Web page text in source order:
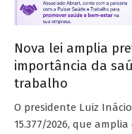
Nova lei amplia
importância da
trabalho
O presidente Luiz
15.377/2026, que